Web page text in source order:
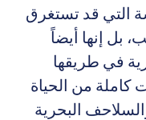
التي قد تستغرق
إنها أيضاً
في طريقها
من الحياة
البحرية